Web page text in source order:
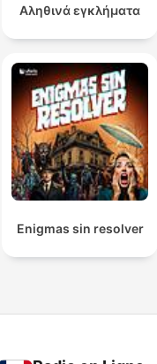
Αληθινά εγκλήματα
Enigmas sin resolver